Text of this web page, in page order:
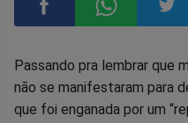
Compartilhar
no
no
no
Passando pra lembrar que
não se manifestaram para
que foi enganada por um